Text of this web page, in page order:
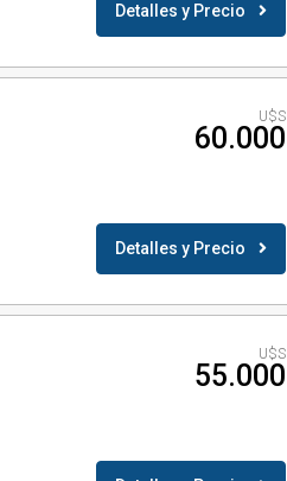
Detalles y Precio
U$S
60.000
Detalles y Precio
U$S
55.000